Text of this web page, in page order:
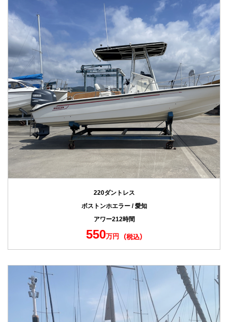
220ダントレス
ボストンホエラー / 愛知
アワー212時間
550万円